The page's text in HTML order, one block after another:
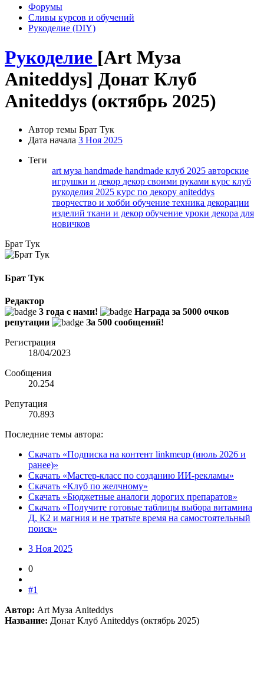
Форумы
Сливы курсов и обучений
Рукоделие (DIY)
Рукоделие [Art Муза
Aniteddys] Донат Клуб
Aniteddys (октябрь 2025)
Автор темы Брат Тук
Дата начала 3 Ноя 2025
Теги
art муза handmade handmade клуб 2025 авторские
игрушки и декор декор своими руками курс клуб
рукоделия 2025 курс по декору aniteddys
творчество и хобби обучение техника декорации
изделий ткани и декор обучение уроки декора для
новичков
Брат Тук
Брат Тук
Редактор
3 года с нами!
Награда за 5000 очков
репутации
За 500 сообщений!
Регистрация
18/04/2023
Сообщения
20.254
Репутация
70.893
Последние темы автора:
Скачать «Подписка на контент linkmeup (июль 2026 и
ранее)»
Скачать «Мастер-класс по созданию ИИ-рекламы»
Скачать «Клуб по желчному»
Скачать «Бюджетные аналоги дорогих препаратов»
Скачать «Получите готовые таблицы выбора витамина
Д, К2 и магния и не тратьте время на самостоятельный
поиск»
3 Ноя 2025
0
#1
Автор: Art Муза Aniteddys
Название: Донат Клуб Aniteddys (октябрь 2025)